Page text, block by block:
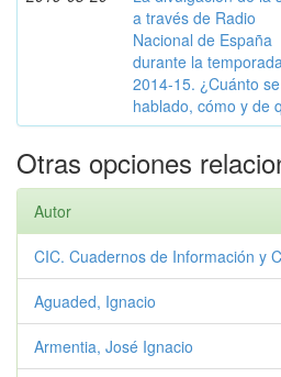
a través de Radio
Nacional de España
durante la
2014-15. ¿Cuánto
hablado, cómo y de
Otras opciones
Autor
CIC. Cuadernos de Información y
Aguaded, Ignacio
Armentia, José Ignacio